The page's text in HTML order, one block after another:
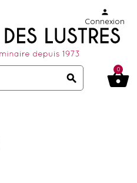
search
person
Connexion
shopping_basket
0